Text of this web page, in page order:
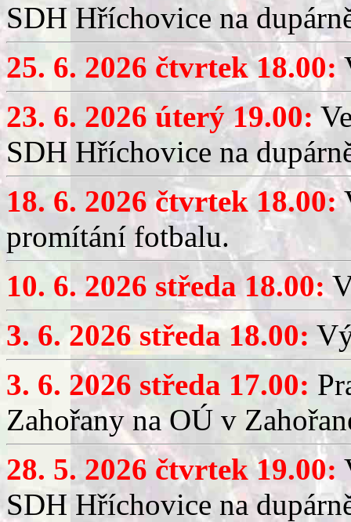
SDH Hříchovice na
25. 6. 2026 čtvrtek 18.00:
23. 6. 2026 úterý 19.00:
SDH Hříchovice na
18. 6. 2026 čtvrtek 18.00:
promítání fotbalu.
10. 6. 2026 středa 18.00:
3. 6. 2026 středa 18.00:
3. 6. 2026 středa 17.00:
Zahořany na OÚ v
28. 5. 2026 čtvrtek 19.00:
SDH Hříchovice na